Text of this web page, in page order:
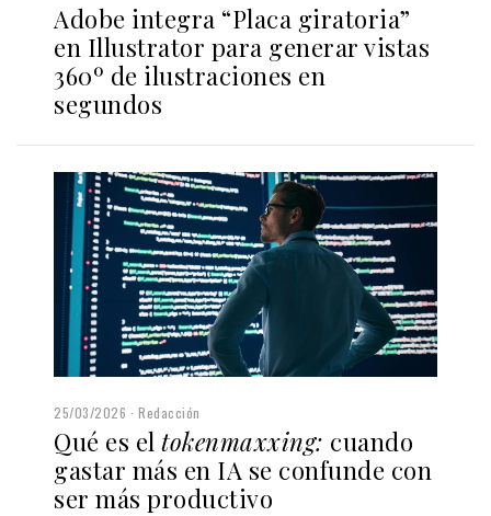
Adobe integra “Placa giratoria”
en Illustrator para generar vistas
360º de ilustraciones en
segundos
25/03/2026 Redacción
Qué es el tokenmaxxing: cuando
gastar más en IA se confunde con
ser más productivo